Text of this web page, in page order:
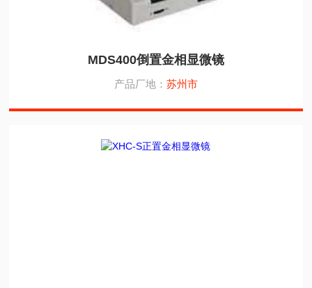
MDS400倒置金相显微镜
产品厂地： 苏州市